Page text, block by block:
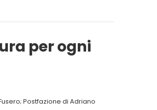
per ogni
Postfazione di Adriano